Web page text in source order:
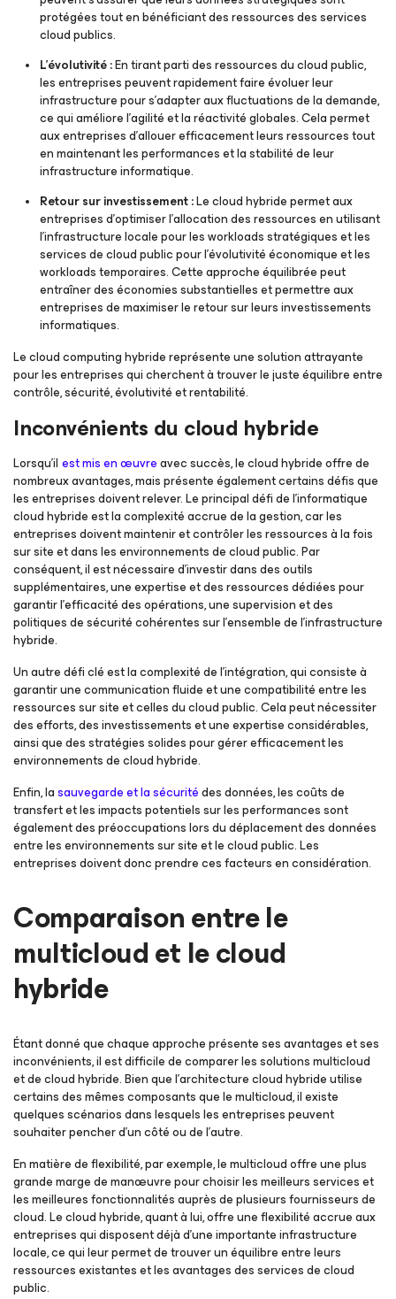
protégées tout en bénéficiant des ressources des services
cloud publics.
L'évolutivité :En tirant parti des ressources du cloud public,
les entreprises peuvent rapidement faire évoluer leur
infrastructure pour s’adapter aux fluctuations de la demande,
ce qui améliore l’agilité et la réactivité globales. Cela permet
aux entreprises d’allouer efficacement leurs ressources tout
en maintenant les performances et la stabilité de leur
infrastructure informatique.
Retour sur investissement :Le cloud hybride permet aux
entreprises d’optimiser l’allocation des ressources en utilisant
l’infrastructure locale pour les workloads stratégiques et les
services de cloud public pour l’évolutivité économique et les
workloads temporaires. Cette approche équilibrée peut
entraîner des économies substantielles et permettre aux
entreprises de maximiser le retour sur leurs investissements
informatiques.
Le cloud computing hybride représente une solution attrayante
pour les entreprises qui cherchent à trouver le juste équilibre entre
contrôle, sécurité, évolutivité et rentabilité.
Inconvénients du cloud hybride
Lorsqu’il est mis en œuvreavec succès, le cloud hybride offre de
nombreux avantages, mais présente également certains défis que
les entreprises doivent relever. Le principal défi de l'informatique
cloud hybride est la complexité accrue de la gestion, car les
entreprises doivent maintenir et contrôler les ressources à la fois
sur site et dans les environnements de cloud public. Par
conséquent, il est nécessaire d’investir dans des outils
supplémentaires, une expertise et des ressources dédiées pour
garantir l’efficacité des opérations, une supervision et des
politiques de sécurité cohérentes sur l’ensemble de l’infrastructure
hybride.
Un autre défi clé est la complexité de l'intégration, qui consiste à
garantir une communication fluide et une compatibilité entre les
ressources sur site et celles du cloud public. Cela peut nécessiter
des efforts, des investissements et une expertise considérables,
ainsi que des stratégies solides pour gérer efficacement les
environnements de cloud hybride.
Enfin, lasauvegarde et la sécuritédes données, les coûts de
transfert et les impacts potentiels sur les performances sont
également des préoccupations lors du déplacement des données
entre les environnements sur site et le cloud public. Les
entreprises doivent donc prendre ces facteurs en considération.
Comparaison entre le
multicloud et le cloud
hybride
Étant donné que chaque approche présente ses avantages et ses
inconvénients, il est difficile de comparer les solutions multicloud
et de cloud hybride. Bien que l’architecture cloud hybride utilise
certains des mêmes composants que le multicloud, il existe
quelques scénarios dans lesquels les entreprises peuvent
souhaiter pencher d’un côté ou de l’autre.
En matière de flexibilité, par exemple, le multicloud offre une plus
grande marge de manœuvre pour choisir les meilleurs services et
les meilleures fonctionnalités auprès de plusieurs fournisseurs de
cloud. Le cloud hybride, quant à lui, offre une flexibilité accrue aux
entreprises qui disposent déjà d’une importante infrastructure
locale, ce qui leur permet de trouver un équilibre entre leurs
ressources existantes et les avantages des services de cloud
public.